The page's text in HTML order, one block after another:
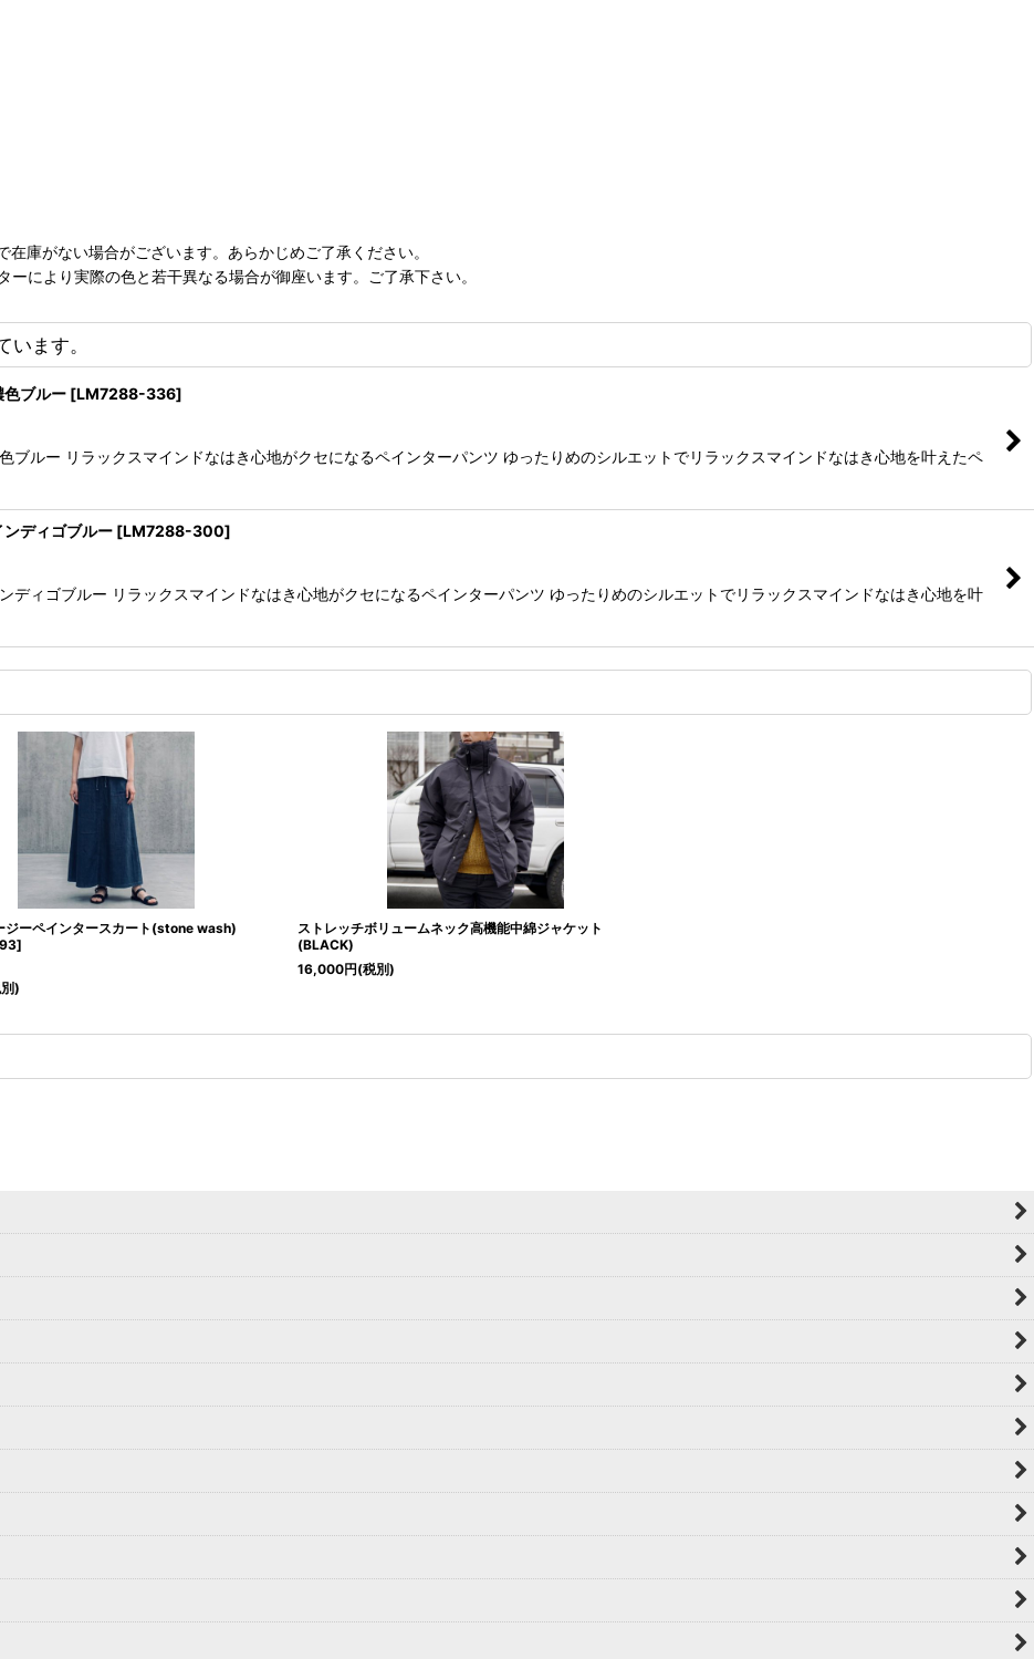
庫がない場合がございます。あらかじめご了承ください。
により実際の色と若干異なる場合が御座います。ご了承下さい。
ます。
ブルー [LM7288-336]
ルー リラックスマインドなはき心地がクセになるペインターパンツ ゆったりめのシルエットでリラックスマインドなはき心地を叶えたペ
ディゴブルー [LM7288-300]
ィゴブルー リラックスマインドなはき心地がクセになるペインターパンツ ゆったりめのシルエットでリラックスマインドなはき心地を叶
ジーペインタースカート(stone wash)
]
)
ストレッチボリュームネック高機能中綿ジャケット
(BLACK)
16,000円(税別)